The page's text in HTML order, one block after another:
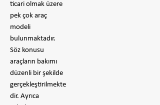
ticari olmak üzere
pek çok araç
modeli
bulunmaktadır.
Söz konusu
araçların bakımı
düzenli bir şekilde
gerçekleştirilmekte
dir. Ayrıca